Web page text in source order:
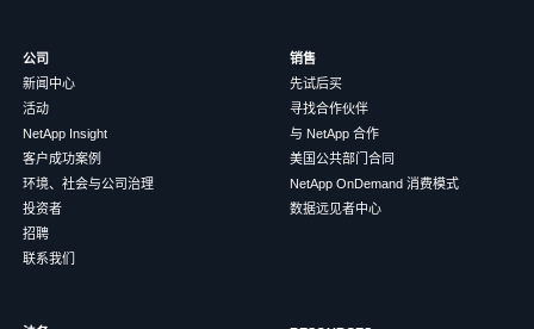
公司
新闻中心
活动
NetApp Insight
客户成功案例
环境、社会与公司治理
投资者
招聘
联系我们
销售
先试后买
寻找合作伙伴
与 NetApp 合作
美国公共部门合同
NetApp OnDemand 消费模式
数据远见者中心